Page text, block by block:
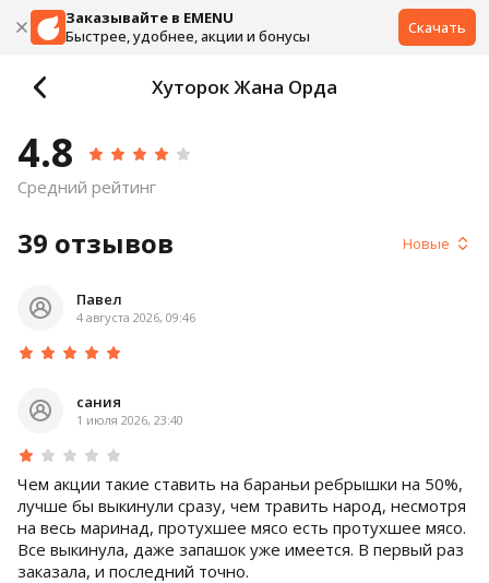
Заказывайте в EMENU
Быстрее, удобнее, акции и бонусы
Скачать
Хуторок Жана Орда
4.8
Средний рейтинг
39 отзывов Новые
Павел
4 августа 2026, 09:46
сания
1 июля 2026, 23:40
Чем акции такие ставить на бараньи ребрышки на 50%,
лучше бы выкинули сразу, чем травить народ, несмотря
на весь маринад, протухшее мясо есть протухшее мясо.
Все выкинула, даже запашок уже имеется. В первый раз
заказала, и последний точно.